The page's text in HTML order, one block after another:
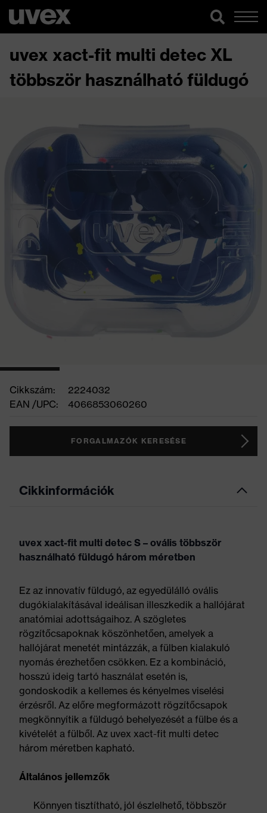
uvex xact-fit multi detec XL
többször használható füldugó
Cikkszám:
2224032
EAN /UPC:
4066853060260
FORGALMAZÓK KERESÉSE
Cikkinformációk
uvex xact-fit multi detec S – ovális többször
használható füldugó három méretben
Ez az innovatív füldugó, az egyedülálló ovális
dugókialakításával ideálisan illeszkedik a hallójárat
anatómiai adottságaihoz. A szögletes
rögzítőcsapoknak köszönhetően, amelyek a
hallójárat menetét mintázzák, a fülben kialakuló
nyomás érezhetően csökken. Ez a kombináció,
hosszú ideig tartó használat esetén is,
gondoskodik a kellemes és kényelmes viselési
érzésről. Az előre megformázott rögzítőcsapok
megkönnyítik a füldugó behelyezését a fülbe és a
kivételét a fülből. Az uvex xact-fit multi detec
három méretben kapható.
Általános jellemzők
Könnyen tisztítható, jól észlelhető, többször